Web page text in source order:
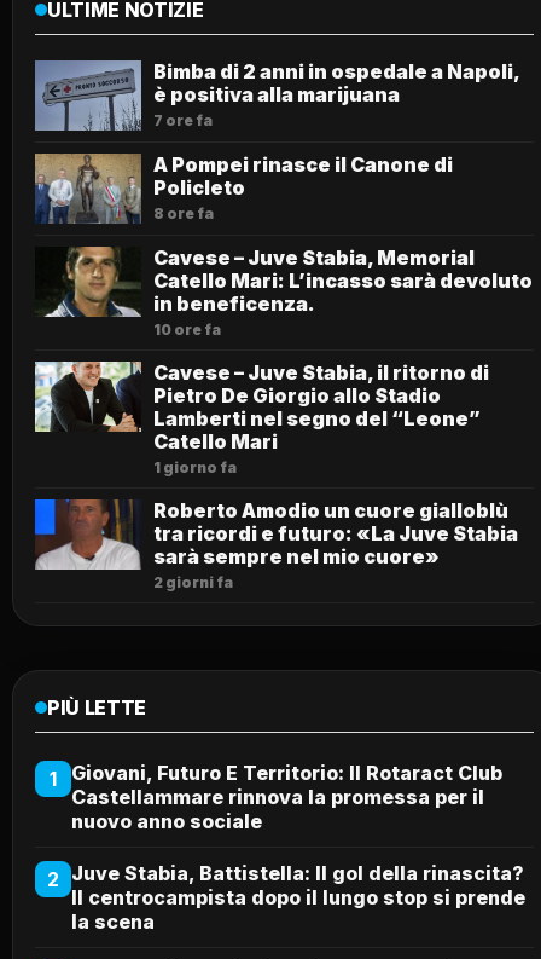
ULTIME NOTIZIE
Bimba di 2 anni in ospedale a Napoli,
è positiva alla marijuana
7 ore fa
A Pompei rinasce il Canone di
Policleto
8 ore fa
Cavese – Juve Stabia, Memorial
Catello Mari: L’incasso sarà devoluto
in beneficenza.
10 ore fa
Cavese – Juve Stabia, il ritorno di
Pietro De Giorgio allo Stadio
Lamberti nel segno del “Leone”
Catello Mari
1 giorno fa
Roberto Amodio un cuore gialloblù
tra ricordi e futuro: «La Juve Stabia
sarà sempre nel mio cuore»
2 giorni fa
PIÙ LETTE
1
Giovani, Futuro E Territorio: Il Rotaract Club
Castellammare rinnova la promessa per il
nuovo anno sociale
2 Juve Stabia, Battistella: Il gol della rinascita?
Il centrocampista dopo il lungo stop si prende
la scena